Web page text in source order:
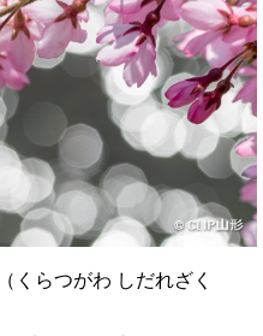
くらつがわ しだれざく